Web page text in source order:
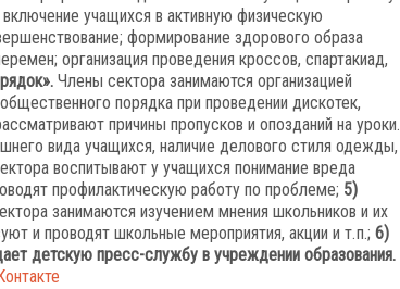
учащихся в активную физическую
формирование здорового образа
организация проведения кроссов, спартакиад,
Члены сектора занимаются организацией
порядка при проведении дискотек,
причины пропусков и опозданий на уроки.
вида учащихся, наличие делового стиля одежды,
воспитывают у учащихся понимание вреда
профилактическую работу по проблеме; 5)
занимаются изучением мнения школьников и их
и проводят школьные мероприятия, акции и т. п.; 6)
детскую пресс-­службу в учреждении образования.